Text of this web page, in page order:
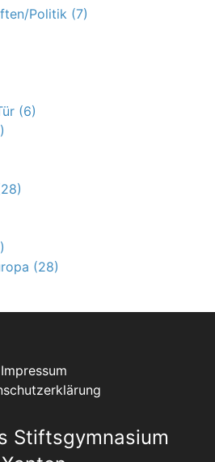
Politik (7)
(6)
(28)
Impressum
Stiftsgymnasium